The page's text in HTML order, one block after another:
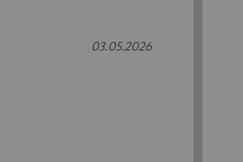
03.05.2026